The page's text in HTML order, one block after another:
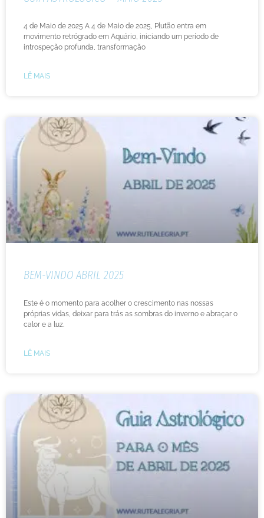
4 de Maio de 2025 A 4 de Maio de 2025, Plutão entra em
movimento retrógrado em Aquário, iniciando um período de
introspeção profunda, transformação
LÊ MAIS
BEM-VINDO ABRIL 2025
Este é o momento para acolher o crescimento nas nossas
próprias vidas, deixar para trás as sombras do inverno e abraçar o
calor e a luz.
LÊ MAIS